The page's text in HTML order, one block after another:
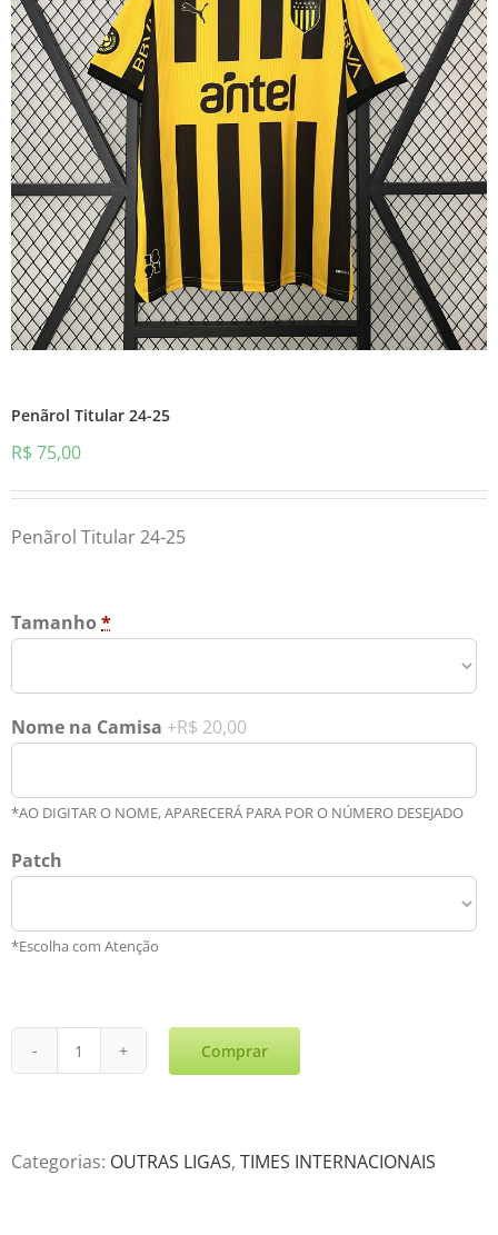
Penãrol Titular 24-25
R$ 75,00
Penãrol Titular 24-25
Tamanho *
Nome na Camisa +R$ 20,00
*AO DIGITAR O NOME, APARECERÁ PARA POR O NÚMERO DESEJADO
Patch
*Escolha com Atenção
Penãrol
25
Comprar
Categorias: OUTRAS LIGAS, TIMES INTERNACIONAIS